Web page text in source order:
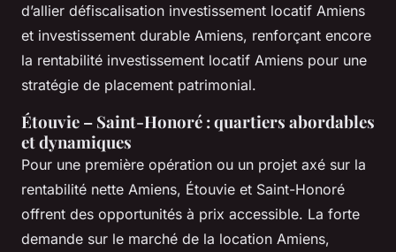
d’allier défiscalisation investissement locatif Amiens
et investissement durable Amiens, renforçant encore
la rentabilité investissement locatif Amiens pour une
stratégie de placement patrimonial.
Étouvie – Saint-Honoré : quartiers abordables
et dynamiques
Pour une première opération ou un projet axé sur la
rentabilité nette Amiens, Étouvie et Saint-Honoré
offrent des opportunités à prix accessible. La forte
demande sur le marché de la location Amiens,